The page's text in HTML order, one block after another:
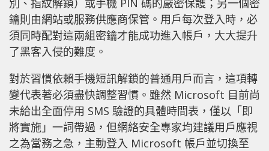
別、指紋解鎖）或手機 PIN 碼的嚴密保護；另一個密
鑰則由網站或服務供應商保管。用戶每次登入時，必
須同時配對這兩組密鑰才能成功進入帳戶，大大提升
了黑客入侵的難度。
對於習慣依賴手機短訊解鎖的普通用戶而言，這項轉
變代表著必須盡快調整習慣。雖然 Microsoft 目前尚
未給出全面停用 SMS 驗證的具體時間表，僅以「即
將實施」一詞帶過，但網絡安全專家均建議用戶應視
之為當務之急，主動登入 Microsoft 帳戶並切換至